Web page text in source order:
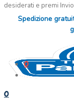
desiderati e premi
Spedizione
0
0